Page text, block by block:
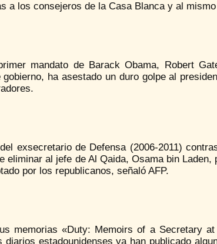
a los consejeros de la Casa Blanca y al
mandato de Barack Obama, Robert
gobierno, ha asestado un duro golpe al
exsecretario de Defensa (2006-2011)
eliminar al jefe de Al Qaida, Osama bin
por los republicanos, señaló AFP.
memorias «Duty: Memoirs of a Secretary
diarios estadounidenses ya han publicado